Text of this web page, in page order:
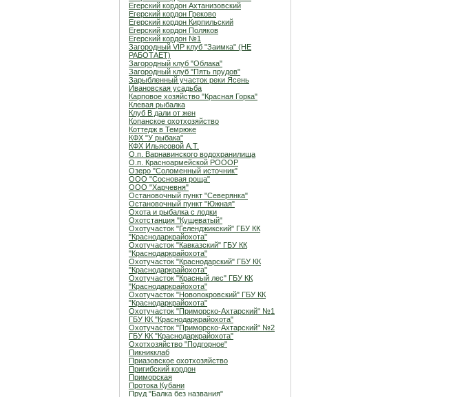
Егерский кордон Ахтанизовский
Егерский кордон Греково
Егерский кордон Кирпильский
Егерский кордон Поляков
Егерский кордон №1
Загородный VIP клуб "Заимка" (НЕ
РАБОТАЕТ)
Загородный клуб "Облака"
Загородный клуб "Пять прудов"
Зарыбленный участок реки Ясень
Ивановская усадьба
Карповое хозяйство "Красная Горка"
Клевая рыбалка
Клуб В дали от жен
Копанское охотхозяйство
Коттедж в Темрюке
КФХ "У рыбака"
КФХ Ильясовой А.Т.
О.п. Варнавинского водохранилища
О.п. Красноармейской РОООР
Озеро "Соломенный источник"
ООО "Сосновая роща"
ООО "Харчевня"
Остановочный пункт "Северянка"
Остановочный пункт "Южная"
Охота и рыбалка с лодки
Охотстанция "Кущеватый"
Охотучасток "Геленджикский" ГБУ КК
"Краснодаркрайохота"
Охотучасток "Кавказский" ГБУ КК
"Краснодаркрайохота"
Охотучасток "Краснодарский" ГБУ КК
"Краснодаркрайохота"
Охотучасток "Красный лес" ГБУ КК
"Краснодаркрайохота"
Охотучасток "Новопокровский" ГБУ КК
"Краснодаркрайохота"
Охотучасток "Приморско-Ахтарский" №1
ГБУ КК "Краснодаркрайохота"
Охотучасток "Приморско-Ахтарский" №2
ГБУ КК "Краснодаркрайохота"
Охотхозяйство "Подгорное"
Пикникклаб
Приазовское охотхозяйство
Пригибский кордон
Приморская
Протока Кубани
Пруд "Балка без названия"